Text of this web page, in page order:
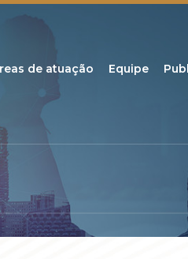
de atuação Equipe